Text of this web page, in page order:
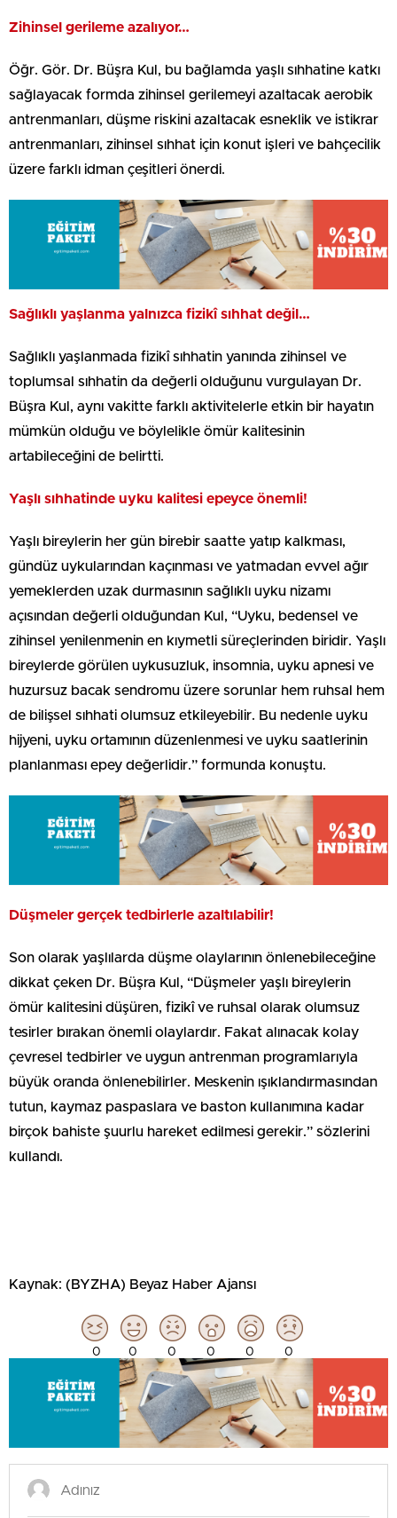
Zihinsel gerileme azalıyor…
Öğr. Gör. Dr. Büşra Kul, bu bağlamda yaşlı sıhhatine katkı
sağlayacak formda zihinsel gerilemeyi azaltacak aerobik
antrenmanları, düşme riskini azaltacak esneklik ve istikrar
antrenmanları, zihinsel sıhhat için konut işleri ve bahçecilik
üzere farklı idman çeşitleri önerdi.
Sağlıklı yaşlanma yalnızca fizikî sıhhat değil…
Sağlıklı yaşlanmada fizikî sıhhatin yanında zihinsel ve
toplumsal sıhhatin da değerli olduğunu vurgulayan Dr.
Büşra Kul, aynı vakitte farklı aktivitelerle etkin bir hayatın
mümkün olduğu ve böylelikle ömür kalitesinin
artabileceğini de belirtti.
Yaşlı sıhhatinde uyku kalitesi epeyce önemli!
Yaşlı bireylerin her gün birebir saatte yatıp kalkması,
gündüz uykularından kaçınması ve yatmadan evvel ağır
yemeklerden uzak durmasının sağlıklı uyku nizamı
açısından değerli olduğundan Kul, “Uyku, bedensel ve
zihinsel yenilenmenin en kıymetli süreçlerinden biridir. Yaşlı
bireylerde görülen uykusuzluk, insomnia, uyku apnesi ve
huzursuz bacak sendromu üzere sorunlar hem ruhsal hem
de bilişsel sıhhati olumsuz etkileyebilir. Bu nedenle uyku
hijyeni, uyku ortamının düzenlenmesi ve uyku saatlerinin
planlanması epey değerlidir.” formunda konuştu.
Düşmeler gerçek tedbirlerle azaltılabilir!
Son olarak yaşlılarda düşme olaylarının önlenebileceğine
dikkat çeken Dr. Büşra Kul, “Düşmeler yaşlı bireylerin
ömür kalitesini düşüren, fizikî ve ruhsal olarak olumsuz
tesirler bırakan önemli olaylardır. Fakat alınacak kolay
çevresel tedbirler ve uygun antrenman programlarıyla
büyük oranda önlenebilirler. Meskenin ışıklandırmasından
tutun, kaymaz paspaslara ve baston kullanımına kadar
birçok bahiste şuurlu hareket edilmesi gerekir.” sözlerini
kullandı.
Kaynak: (BYZHA) Beyaz Haber Ajansı
0 0 0 0 0 0